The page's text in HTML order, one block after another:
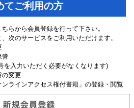
てご利用の方
らから会員登録を行って下さい。
次のサービスをご利用いただけます。
管
入力いただく必要がなくなります)
の変更
ンラインアクセス権付書籍」の登録・閲覧